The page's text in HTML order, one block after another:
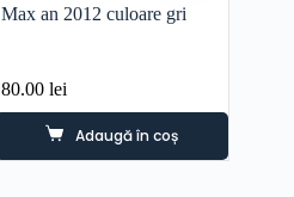
Max an 2012 culoare gri
80.00lei
Adaugă în coș